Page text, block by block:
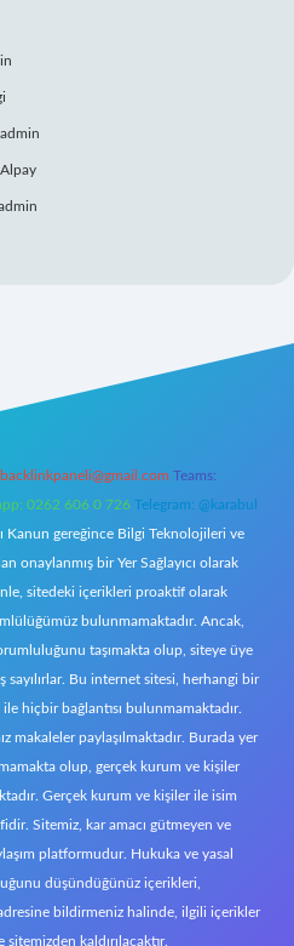
admin
Alpay
backlinkpaneli@gmail.com Teams:
0262 606 0 726 Telegram: @karabul
Kanun gereğince Bilgi Teknolojileri ve
onaylanmış bir Yer Sağlayıcı olarak
sitedeki içerikleri proaktif olarak
bulunmamaktadır. Ancak,
taşımakta olup, siteye üye
Bu internet sitesi, herhangi bir
hiçbir bağlantısı bulunmamaktadır.
makaleler paylaşılmaktadır. Burada yer
olup, gerçek kurum ve kişiler
Gerçek kurum ve kişiler ile isim
Sitemiz, kar amacı gütmeyen ve
platformudur. Hukuka ve yasal
düşündüğünüz içerikleri,
bildirmeniz halinde, ilgili içerikler
kaldırılacaktır.